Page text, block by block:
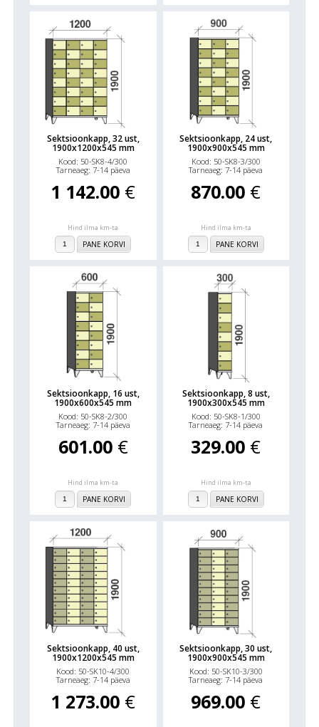
Sektsioonkapp, 32 ust,
1900x1200x545 mm
Kood: 50-SK8-4/300
Tarneaeg: 7-14 päeva
1 142.00 €
Hind ilma km-ta
PANE KORVI
Sektsioonkapp, 24 ust,
1900x900x545 mm
Kood: 50-SK8-3/300
Tarneaeg: 7-14 päeva
870.00 €
Hind ilma km-ta
PANE KORVI
Sektsioonkapp, 16 ust,
1900x600x545 mm
Kood: 50-SK8-2/300
Tarneaeg: 7-14 päeva
601.00 €
Hind ilma km-ta
PANE KORVI
Sektsioonkapp, 8 ust,
1900x300x545 mm
Kood: 50-SK8-1/300
Tarneaeg: 7-14 päeva
329.00 €
Hind ilma km-ta
PANE KORVI
Sektsioonkapp, 40 ust,
1900x1200x545 mm
Kood: 50-SK10-4/300
Tarneaeg: 7-14 päeva
1 273.00 €
Sektsioonkapp, 30 ust,
1900x900x545 mm
Kood: 50-SK10-3/300
Tarneaeg: 7-14 päeva
969.00 €